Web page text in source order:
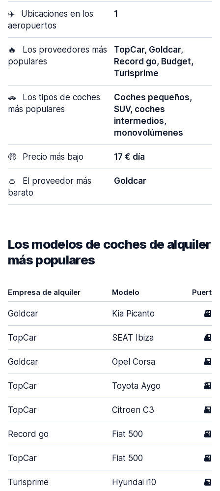
✈️
Ubicaciones en los
aeropuertos
1
🔥
Los proveedores más
populares
TopCar, Goldcar,
Record go, Budget,
Turisprime
🚗
Los tipos de coches
más populares
Coches pequeños,
SUV, coches
intermedios,
monovolúmenes
🤑 Precio más bajo 17 € día
👛
El proveedor más
barato
Goldcar
Los modelos de coches de alquiler
más populares
Empresa de alquiler Modelo Puertas
Goldcar Kia Picanto 3
TopCar SEAT Ibiza 4
Goldcar Opel Corsa 5
TopCar Toyota Aygo 2
TopCar Citroen C3 5
Record go Fiat 500 3
TopCar Fiat 500 3
Turisprime Hyundai i10 5